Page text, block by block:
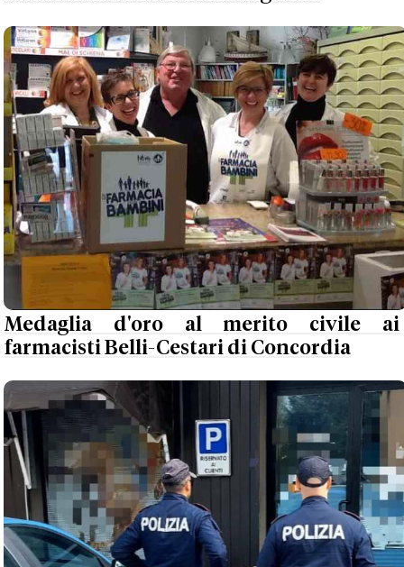
Medaglia d'oro al merito civile ai
farmacisti Belli-Cestari di Concordia